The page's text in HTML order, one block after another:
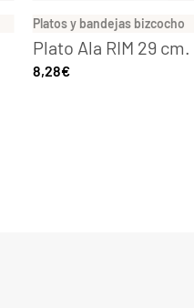
Platos y bandejas bizcocho
Plato Ala RIM 29 cm.
8,28€